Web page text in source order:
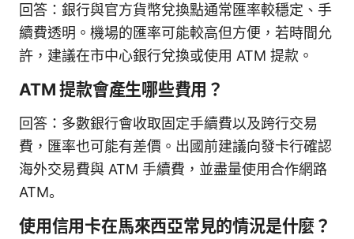
回答：銀行與官方貨幣兌換點通常匯率較穩定、手
續費透明。機場的匯率可能較高但方便，若時間允
許，建議在市中心銀行兌換或使用 ATM 提款。
ATM 提款會產生哪些費用？
回答：多數銀行會收取固定手續費以及跨行交易
費，匯率也可能有差價。出國前建議向發卡行確認
海外交易費與 ATM 手續費，並盡量使用合作網路
ATM。
使用信用卡在馬來西亞常見的情況是什麼？